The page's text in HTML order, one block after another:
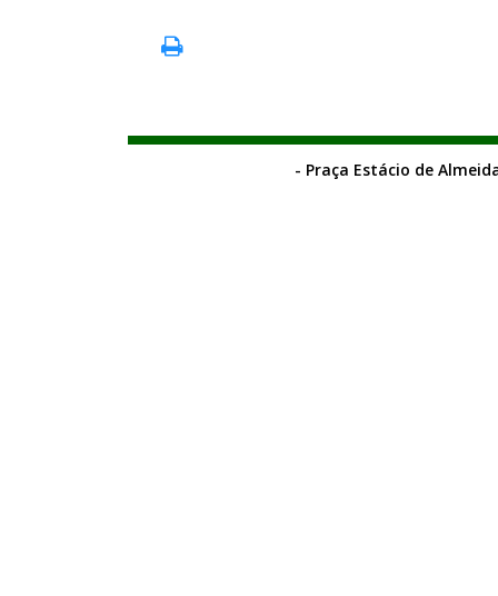
- Praça Estácio de